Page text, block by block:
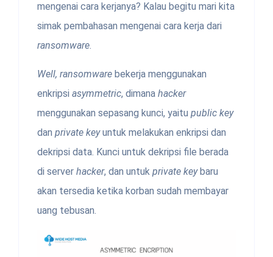
mengenai cara kerjanya? Kalau begitu mari kita
simak pembahasan mengenai cara kerja dari
ransomware.
Well, ransomware bekerja menggunakan
enkripsi asymmetric, dimana hacker
menggunakan sepasang kunci, yaitu public key
dan private keyuntuk melakukan enkripsi dan
dekripsi data. Kunci untuk dekripsi file berada
di server hacker, dan untuk private keybaru
akan tersedia ketika korban sudah membayar
uang tebusan.